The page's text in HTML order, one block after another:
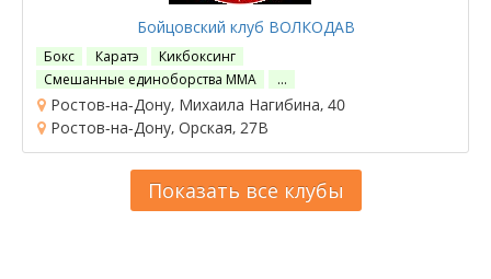
Бойцовский клуб ВОЛКОДАВ
Бокс Каратэ
Кикбоксинг
Смешанные единоборства ММА
…
Ростов-на-Дону, Михаила Нагибина, 40
Ростов-на-Дону, Орская, 27В
Показать все клубы